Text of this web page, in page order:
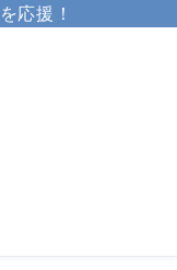
応援！